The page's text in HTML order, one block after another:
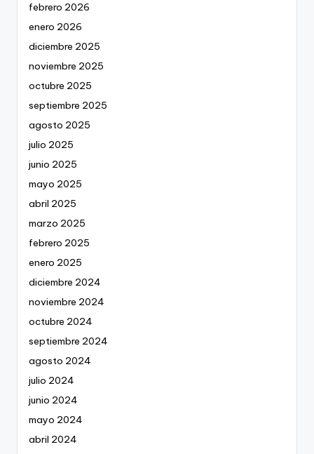
febrero 2026
enero 2026
diciembre 2025
noviembre 2025
octubre 2025
septiembre 2025
agosto 2025
julio 2025
junio 2025
mayo 2025
abril 2025
marzo 2025
febrero 2025
enero 2025
diciembre 2024
noviembre 2024
octubre 2024
septiembre 2024
agosto 2024
julio 2024
junio 2024
mayo 2024
abril 2024